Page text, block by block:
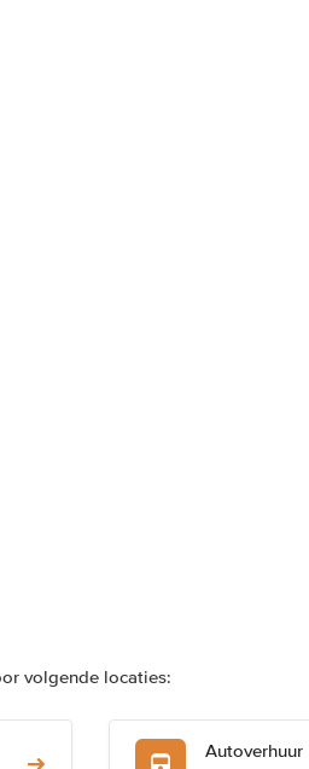
volgende locaties:
Autoverhuur